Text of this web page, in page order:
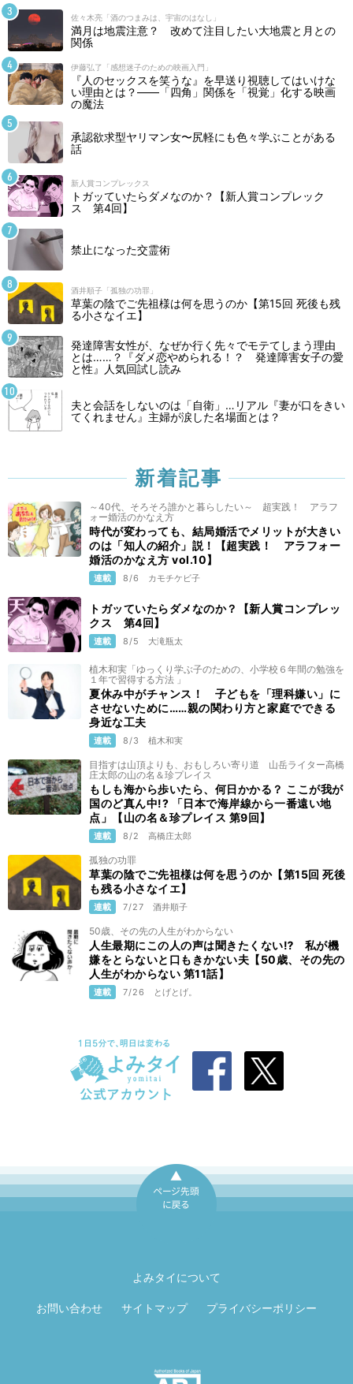
佐々木亮「酒のつまみは、宇宙のはなし」
満月は地震注意？ 改めて注目したい大地震と月との
関係
伊藤弘了「感想迷子のための映画入門」
『人のセックスを笑うな』を早送り視聴してはいけな
い理由とは？――「四角」関係を「視覚」化する映画
の魔法
承認欲求型ヤリマン女〜尻軽にも色々学ぶことがある
話
新人賞コンプレックス
トガッていたらダメなのか？【新人賞コンプレック
ス 第4回】
禁止になった交霊術
酒井順子「孤独の功罪」
草葉の陰でご先祖様は何を思うのか【第15回 死後も残
る小さなイエ】
発達障害女性が、なぜか行く先々でモテてしまう理由
とは……？『ダメ恋やめられる！？ 発達障害女子の愛
と性』人気回試し読み
夫と会話をしないのは「自衛」…リアル『妻が口をきい
てくれません』主婦が涙した名場面とは？
新着記事
～40代、そろそろ誰かと暮らしたい～ 超実践！ アラフ
ォー婚活のかなえ方
時代が変わっても、結局婚活でメリットが大きい
のは「知人の紹介」説！【超実践！ アラフォー
婚活のかなえ方 vol.10】
連載 8/6 カモチケビ子
トガッていたらダメなのか？【新人賞コンプレッ
クス 第4回】
連載 8/5 大滝瓶太
植木和実「ゆっくり学ぶ子のための、小学校６年間の勉強を
１年で習得する方法 」
夏休み中がチャンス！ 子どもを「理科嫌い」に
させないために……親の関わり方と家庭でできる
身近な工夫
連載 8/3 植木和実
目指すは山頂よりも、おもしろい寄り道 山岳ライター高橋
庄太郎の山の名＆珍プレイス
もしも海から歩いたら、何日かかる？ ここが我が
国のど真ん中!? 「日本で海岸線から一番遠い地
点」【山の名＆珍プレイス 第9回】
連載 8/2 高橋庄太郎
孤独の功罪
草葉の陰でご先祖様は何を思うのか【第15回 死後
も残る小さなイエ】
連載 7/27 酒井順子
50歳、その先の人生がわからない
人生最期にこの人の声は聞きたくない⁉ 私が機
嫌をとらないと口もきかない夫【50歳、その先の
人生がわからない 第11話】
連載 7/26 とげとげ。
よみタイについて
お問い合わせ サイトマップ プライバシーポリシー